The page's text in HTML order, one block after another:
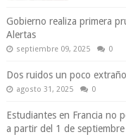
Gobierno realiza primera
Alertas
septiembre 09, 2025 0
Dos ruidos un poco
agosto 31, 2025 0
Estudiantes en Francia no
a partir del 1 de septiembre